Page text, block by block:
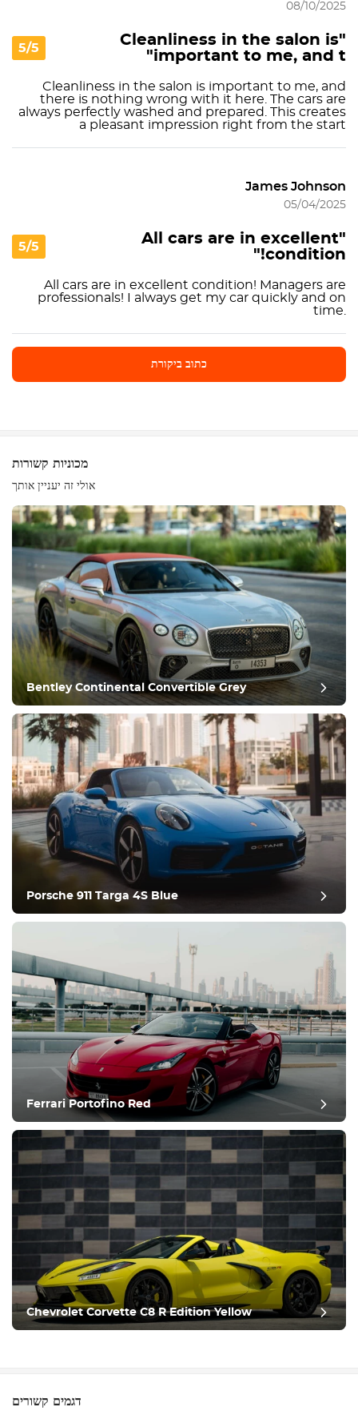
08/10/2025
5/5
"Cleanliness in the salon is
important to me, and t"
Cleanliness in the salon is important to me, and
there is nothing wrong with it here. The cars are
always perfectly washed and prepared. This creates
a pleasant impression right from the start
James Johnson
05/04/2025
5/5
"All cars are in excellent
condition!"
All cars are in excellent condition! Managers are
professionals! I always get my car quickly and on
time.
כתוב ביקורת
ציוד
נוח
בקרת אקלים
נהיגה
תנאי
ביקורת פוסט
מכוניות קשורות
אולי זה יעניין אותך
Bentley Continental Convertible Grey
Porsche 911 Targa 4S Blue
Ferrari Portofino Red
Chevrolet Corvette C8 R Edition Yellow
דגמים קשורים